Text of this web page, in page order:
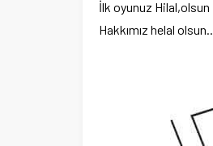
İlk oyunuz Hilal,olsun
Hakkımız helal olsun..